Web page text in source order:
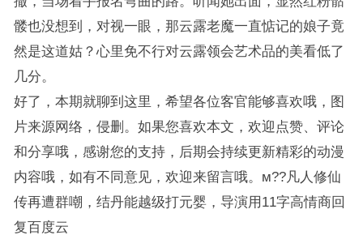
髅也没想到，对视一眼，那云露老魔一直惦记的娘子竟
然是这道姑？心里免不行对云露领会艺术品的美看低了
几分。
好了，本期就聊到这里，希望各位客官能够喜欢哦，图
片来源网络，侵删。如果您喜欢本文，欢迎点赞、评论
和分享哦，感谢您的支持，后期会持续更新精彩的动漫
内容哦，如有不同意见，欢迎来留言哦。м??凡人修仙
传再遭群嘲，结丹能越级打元婴，导演用11字高情商回
复百度云